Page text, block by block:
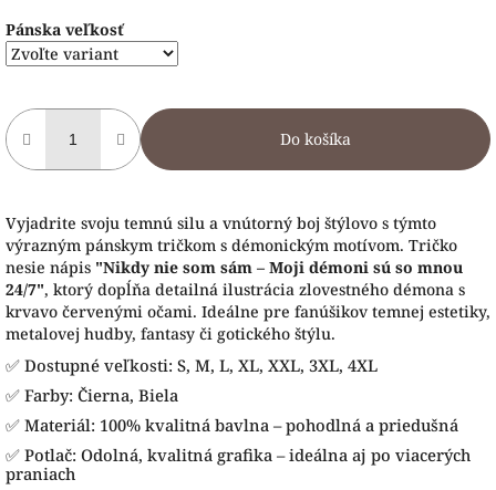
Pánska veľkosť
Do košíka
Vyjadrite svoju temnú silu a vnútorný boj štýlovo s týmto
výrazným pánskym tričkom s démonickým motívom. Tričko
nesie nápis "Nikdy nie som sám – Moji démoni sú so mnou
24/7", ktorý dopĺňa detailná ilustrácia zlovestného démona s
krvavo červenými očami. Ideálne pre fanúšikov temnej estetiky,
metalovej hudby, fantasy či gotického štýlu.
✅ Dostupné veľkosti: S, M, L, XL, XXL, 3XL, 4XL
✅ Farby: Čierna, Biela
✅ Materiál: 100% kvalitná bavlna – pohodlná a priedušná
✅ Potlač: Odolná, kvalitná grafika – ideálna aj po viacerých
praniach